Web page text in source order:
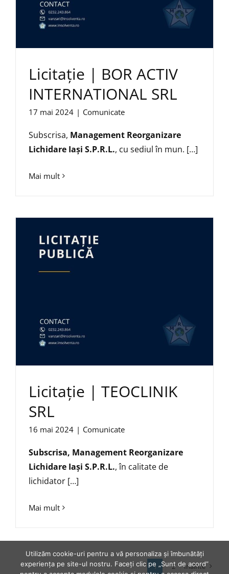
Licitație | BOR ACTIV
INTERNATIONAL SRL
17 mai 2024 | Comunicate
Subscrisa, Management Reorganizare
Lichidare Iaşi S.P.R.L., cu sediul în mun. […]
Mai mult
Licitație | TEOCLINIK
SRL
16 mai 2024 | Comunicate
Subscrisa, Management Reorganizare
Lichidare Iaşi S.P.R.L., în calitate de
lichidator […]
Mai mult
1 2 Inainte
Utilizăm cookie-uri pentru a vă personaliza și îmbunătăți
experiența pe site-ul nostru. Faceți clic pe „Sunt de acord”